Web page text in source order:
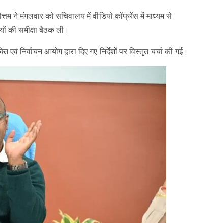
ने मंगलवार को सचिवालय में वीडियो कॉफ्रेंस में माध्यम से
की समीक्षा बैठक ली।
निर्वाचन आयोग द्वारा दिए गए निर्देशों पर विस्तृत चर्चा की गई।